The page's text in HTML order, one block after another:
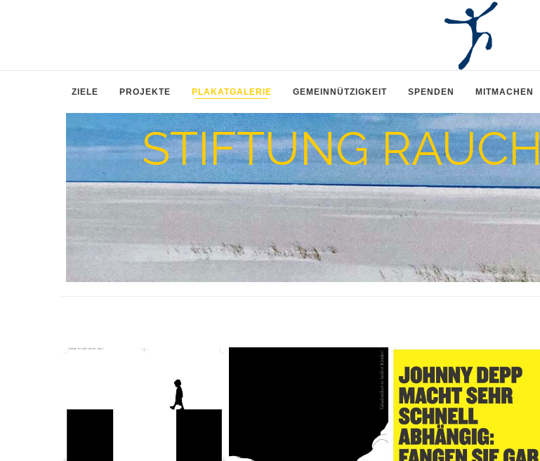
ZIELE PROJEKTE PLAKATGALERIE GEMEINNÜTZIGKEIT SPENDEN MITMACHEN
STIFTUNG